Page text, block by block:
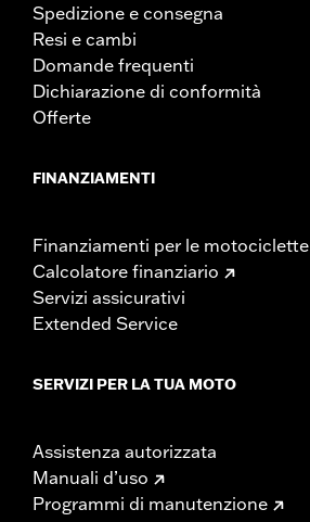
Spedizione e consegna
Resi e cambi
Domande frequenti
Dichiarazione di conformità
Offerte
FINANZIAMENTI
Finanziamenti per le motociclette
Calcolatore finanziario
Servizi assicurativi
Extended Service
SERVIZI PER LA TUA MOTO
Assistenza autorizzata
Manuali d’uso
Programmi di manutenzione